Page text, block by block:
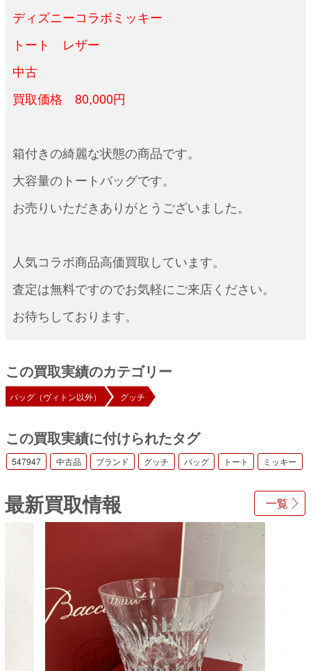
ディズニーコラボミッキー
トート レザー
中古
買取価格 80,000円
箱付きの綺麗な状態の商品です。
大容量のトートバッグです。
お売りいただきありがとうございました。
人気コラボ商品高価買取しています。
査定は無料ですのでお気軽にご来店ください。
お待ちしております。
この買取実績のカテゴリー
バッグ（ヴィトン以外） グッチ
この買取実績に付けられたタグ
547947 中古品 ブランド グッチ バッグ トート ミッキー
一覧
最新買取情報